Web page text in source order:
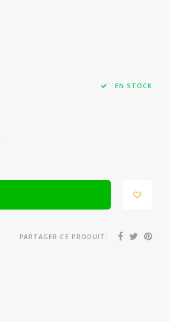
EN STOCK
PARTAGER CE PRODUIT: